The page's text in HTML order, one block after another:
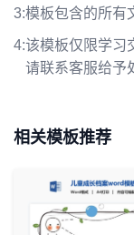
3:模板包含的所有
4:该模板仅限学习
请联系客服给予
相关模板推荐